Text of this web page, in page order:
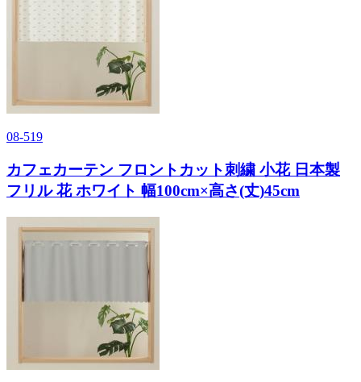
08-519
カフェカーテン フロントカット刺繍 小花 日本製
フリル 花 ホワイト 幅100cm×高さ(丈)45cm